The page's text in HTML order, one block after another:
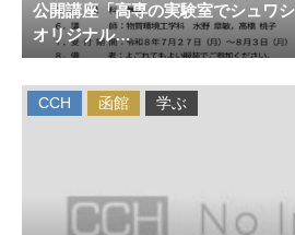
公開講座「高専の実験室でシュワ
オリジナル…
CCH 函館 学ぶ